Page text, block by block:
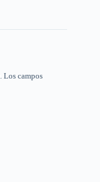
Los campos